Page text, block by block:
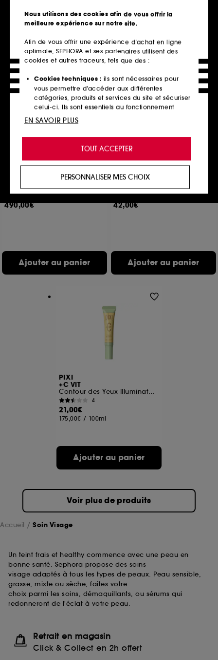
35,00€
Ajouter au panier
17,50€
Ajouter au panier
AUGUSTINUS BADER
The Elixir
Serum anti-age enrichi en TFC8® optimisé
490,00€
Ajouter au panier
D-LAB NUTRICOSMETICS
Pro-Collagène Peau Neuve
Compléments Alimentaires
42,00€
Ajouter au panier
Exclu web
PIXI
+C VIT
Contour des Yeux Illuminateur
4
21,00€
175,00€ / 100ml
Ajouter au panier
Voir plus de produits
Accueil Soin Visage
Un teint frais et healthy commence avec une peau en
bonne santé. Sephora propose des soins
visage adaptés à tous les types de peaux. Peau sensible,
grasse, mixte ou sèche, faites votre
choix parmi les soins, démaquillants, ou sérums qui
redonneront de l'éclat à votre peau.
Retrait en magasin
Click & Collect en 2h offert
Nous utilisons des cookies afin de vous offrir la
meilleure expérience sur notre site.
Afin de vous offrir une expérience d’achat en ligne
optimale, SEPHORA et ses partenaires utilisent des
cookies et autres traceurs, tels que des :
Cookies techniques : ils sont nécessaires pour
vous permettre d’accéder aux différentes
catégories, produits et services du site et sécuriser
celui-ci. Ils sont essentiels au fonctionnement
technique du site et ne peuvent être désactivés.
de vous offrir une expérience enrichie et
personnalisée en vous recommandant des
produits, des services et des contenus qui
proposer des offres promotionnelles adaptées à
votre profil.
Cookies réseaux sociaux et publicité :
navigation, et de l'historique de vos interactions.
Cookies de mesure d’audience :ils nous
fréquentation et de navigation sur notre site afin
Cookies de sécurisation des paiements en ligne :
ils nous permettent de lutter notamment contre les
permettant l’affichage et/ou la fourniture de
certaines fonctionnalités du site, tel que les
cookies d’authentification qui sont utilisés afin de
vous faire bénéficier de l’authentification
prolongée vous permettant d’accéder à votre
compte lors de votre prochaine visite sur le site
pouvez personnaliser vos choix concernant le dépôt
de ces cookies grâce au bouton "personnaliser mes
choix" ci-dessous ou décider de "tout accepter".
Sephora pourra associer les informations de
collectées ou générées lors de votre activité en ligne
ou en magasin. Pour refuser tous les cookies, cliques
sur "continuer sans accepter". Voous pouvez à tout
moment choisir de retirer votrte consentement. Si vous
souhaitez obtenir plus d'information sur les cookies
utilisés, cliquezici.
TOUT ACCEPTER
PERSONNALISER MES CHOIX
EN SAVOIR PLUS